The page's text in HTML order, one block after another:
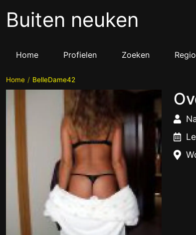
Buiten neuken
Home Profielen Zoeken
Home BelleDame42